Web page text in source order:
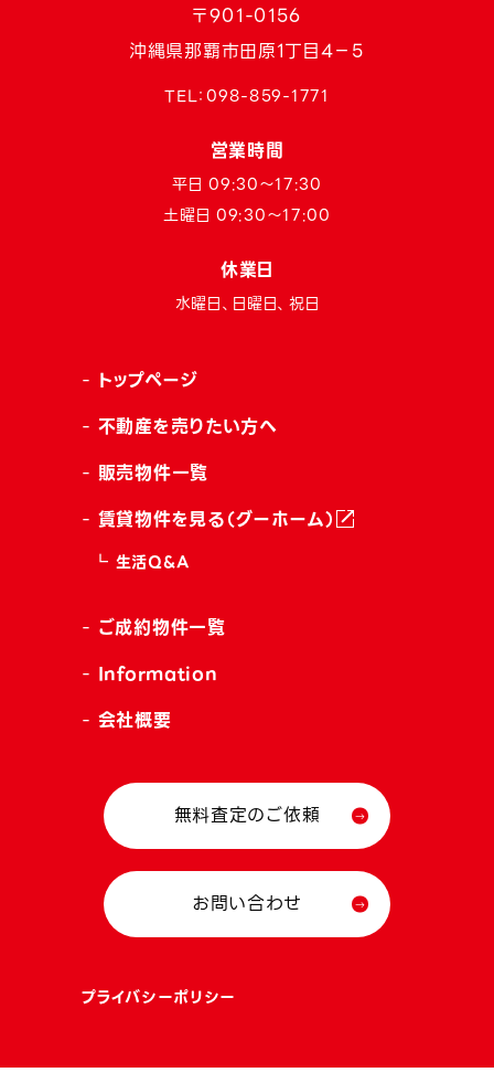
〒901-0156
沖縄県那覇市田原1丁目4−5
TEL：098-859-1771
営業時間
平日 09:30〜17:30
土曜日 09:30〜17:00
休業日
水曜日、日曜日、祝日
トップページ
不動産を売りたい方へ
販売物件一覧
賃貸物件を見る（グーホーム）
生活Q&A
ご成約物件一覧
Information
会社概要
無料査定のご依頼
お問い合わせ
プライバシーポリシー